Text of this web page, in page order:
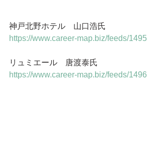
神戸北野ホテル　山口浩氏
https://www.career-map.biz/feeds/1495
リュミエール　唐渡泰氏
https://www.career-map.biz/feeds/1496